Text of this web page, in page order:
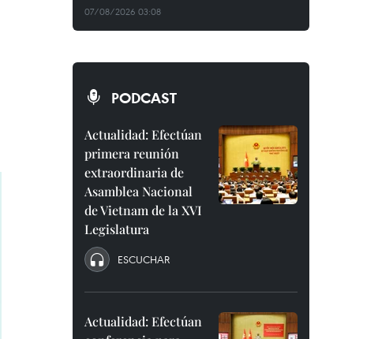
07/08/2026 03:08
PODCAST
Actualidad: Efectúan
primera reunión
extraordinaria de
Asamblea Nacional
de Vietnam de la XVI
Legislatura
ESCUCHAR
Actualidad: Efectúan